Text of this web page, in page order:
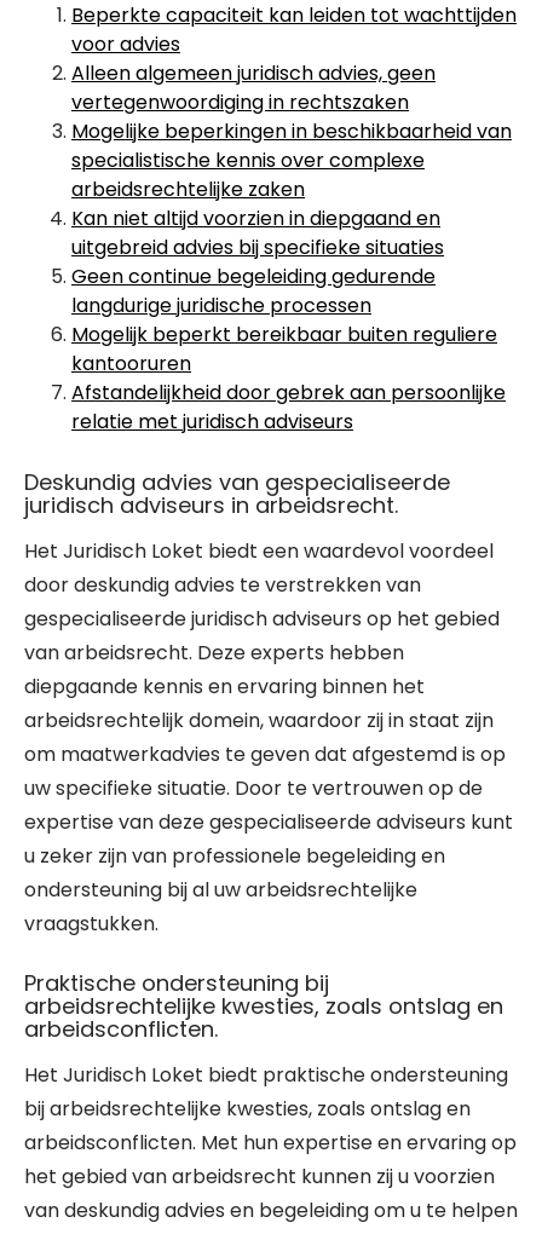
Beperkte capaciteit kan leiden tot wachttijden
voor advies
Alleen algemeen juridisch advies, geen
vertegenwoordiging in rechtszaken
Mogelijke beperkingen in beschikbaarheid van
specialistische kennis over complexe
arbeidsrechtelijke zaken
Kan niet altijd voorzien in diepgaand en
uitgebreid advies bij specifieke situaties
Geen continue begeleiding gedurende
langdurige juridische processen
Mogelijk beperkt bereikbaar buiten reguliere
kantooruren
Afstandelijkheid door gebrek aan persoonlijke
relatie met juridisch adviseurs
Deskundig advies van gespecialiseerde
juridisch adviseurs in arbeidsrecht.
Het Juridisch Loket biedt een waardevol voordeel
door deskundig advies te verstrekken van
gespecialiseerde juridisch adviseurs op het gebied
van arbeidsrecht. Deze experts hebben
diepgaande kennis en ervaring binnen het
arbeidsrechtelijk domein, waardoor zij in staat zijn
om maatwerkadvies te geven dat afgestemd is op
uw specifieke situatie. Door te vertrouwen op de
expertise van deze gespecialiseerde adviseurs kunt
u zeker zijn van professionele begeleiding en
ondersteuning bij al uw arbeidsrechtelijke
vraagstukken.
Praktische ondersteuning bij
arbeidsrechtelijke kwesties, zoals ontslag en
arbeidsconflicten.
Het Juridisch Loket biedt praktische ondersteuning
bij arbeidsrechtelijke kwesties, zoals ontslag en
arbeidsconflicten. Met hun expertise en ervaring op
het gebied van arbeidsrecht kunnen zij u voorzien
van deskundig advies en begeleiding om u te helpen